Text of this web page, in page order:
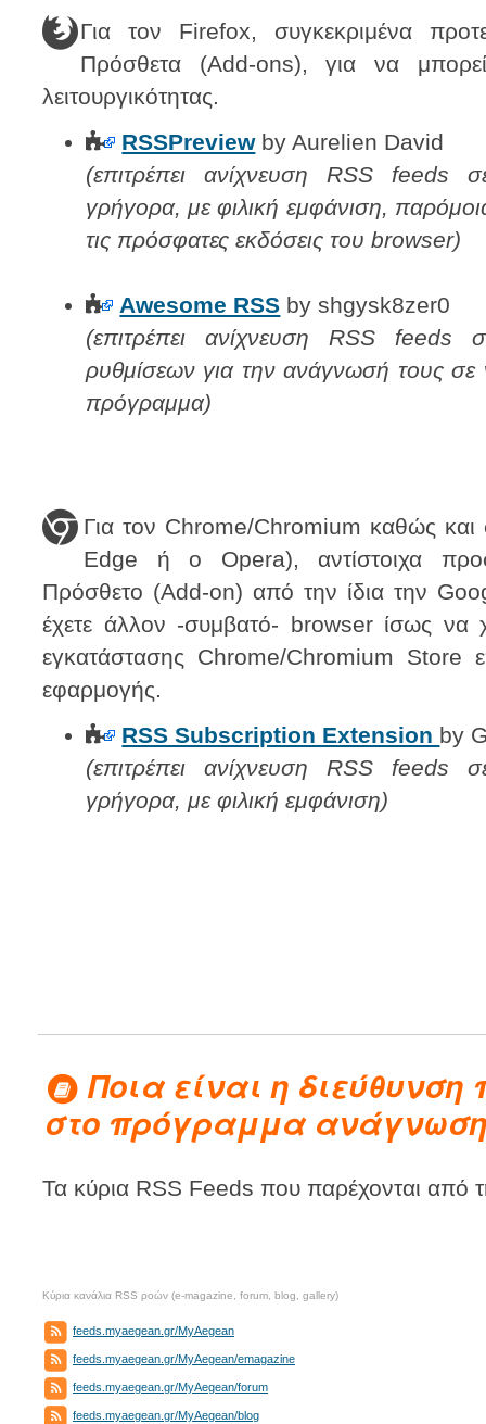
Για τον Firefox, συγκεκριμένα
Πρόσθετα (Add-ons), για να
λειτουργικότητας.
RSSPreviewby Aurelien David
(επιτρέπει ανίχνευση RSS feeds
γρήγορα, με φιλική εμφάνιση,
τις πρόσφατες εκδόσεις του browser)
Awesome RSS by shgysk8zer0
(επιτρέπει ανίχνευση RSS feeds
ρυθμίσεων για την ανάγνωσή τους σε
πρόγραμμα)
Για τον Chrome/Chromium καθώς
Edge ή ο Opera), αντίστοιχα
Πρόσθετο (Add-on) από την ίδια την
έχετε άλλον -συμβατό- browser ίσως να
εγκατάστασης Chrome/Chromium Store
εφαρμογής.
RSS Subscription Extension by
(επιτρέπει ανίχνευση RSS feeds
γρήγορα, με φιλική εμφάνιση)
Ποια είναι η
στο πρόγραμμα
Τα κύρια RSS Feeds που παρέχονται από
Κύρια κανάλια RSS ροών (e-magazine, forum, blog, gallery)
feeds.myaegean.gr/MyAegean
feeds.myaegean.gr/MyAegean/emagazine
feeds.myaegean.gr/MyAegean/forum
feeds.myaegean.gr/MyAegean/blog